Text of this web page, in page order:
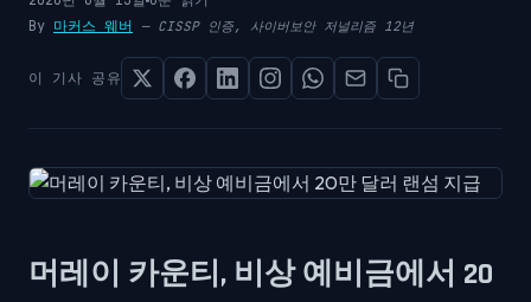
By 마커스 웨버 — CISSP 인증, 사이버보안 저널리즘 12년
이 기사 공유
머레이 카운티, 비상 예비금에서 20